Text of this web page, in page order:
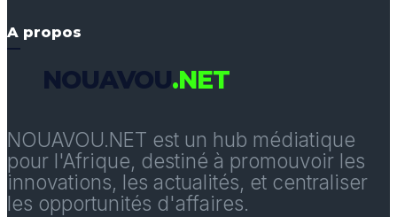
A propos
NOUAVOU.NET
NOUAVOU.NET est un hub médiatique
pour l'Afrique, destiné à promouvoir les
innovations, les actualités, et centraliser
les opportunités d'affaires.